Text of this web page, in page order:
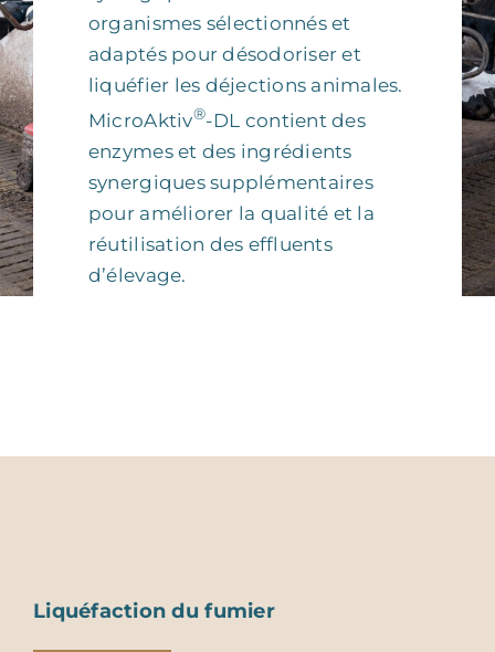
organismes sélectionnés et
adaptés pour désodoriser et
liquéfier les déjections animales.
MicroAktiv®-DL contient des
enzymes et des ingrédients
synergiques supplémentaires
pour améliorer la qualité et la
réutilisation des effluents
d’élevage.
Liquéfaction du fumier